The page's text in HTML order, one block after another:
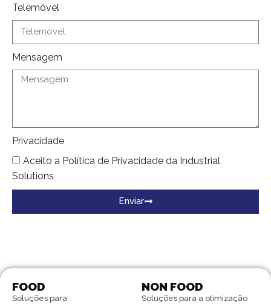
Telemóvel
Mensagem
Privacidade
Aceito a Política de Privacidade da Industrial
Solutions
Enviar
FOOD
Soluções para
NON FOOD
Soluções para a otimização